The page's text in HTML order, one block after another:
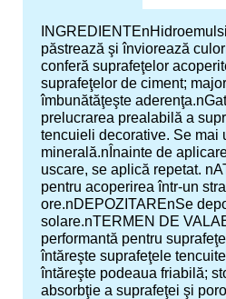
păstrează şi înviorează
conferă suprafeţelor
suprafeţelor de ciment;
îmbunătăţeşte
prelucrarea prealabilă a
tencuieli decorative. Se mai
minerală.nÎnainte de
uscare, se aplică repetat.
pentru acoperirea într-un
ore.nDEPOZITAREnSe
solare.nTERMEN DE
performantă pentru
întăreşte suprafeţele
întăreşte podeaua friabilă;
absorbţie a suprafeţei şi